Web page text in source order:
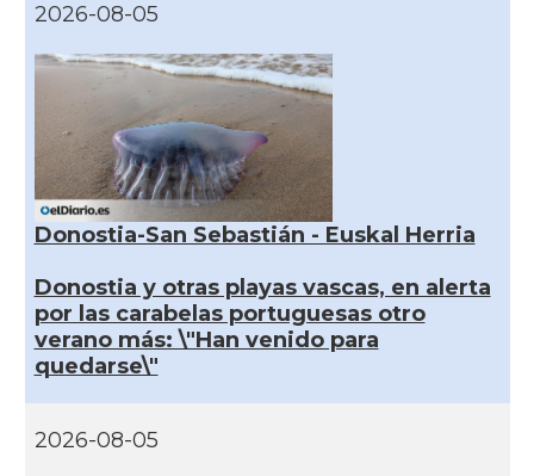
2026-08-05
Donostia-San Sebastián - Euskal Herria
Donostia y otras playas vascas, en alerta
por las carabelas portuguesas otro
verano más: \"Han venido para
quedarse\"
2026-08-05